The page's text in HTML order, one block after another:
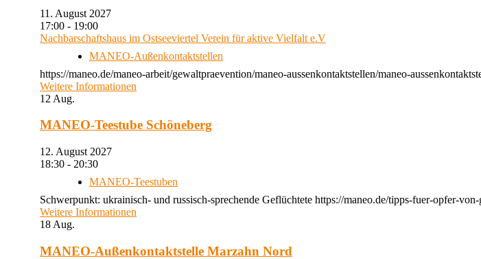
11. August 2027
17:00 - 19:00
Nachbarschaftshaus im Ostseeviertel Verein für aktive Vielfalt e.V
MANEO-Außenkontaktstellen
https://maneo.de/maneo-arbeit/gewaltpraevention/maneo-aussenkontaktstellen/maneo-
Weitere Informationen
12 Aug.
MANEO-Teestube Schöneberg
12. August 2027
18:30 - 20:30
MANEO-Teestuben
Schwerpunkt: ukrainisch- und russisch-sprechende Geflüchtete https://maneo.de/tipps-fuer-opfer-
Weitere Informationen
18 Aug.
MANEO-Außenkontaktstelle Marzahn Nord